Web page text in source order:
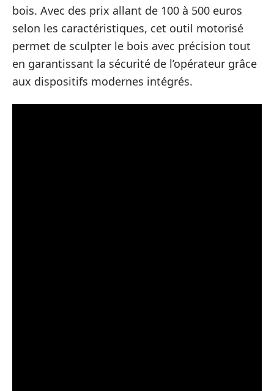
bois. Avec des prix allant de 100 à 500 euros
selon les caractéristiques, cet outil motorisé
permet de sculpter le bois avec précision tout
en garantissant la sécurité de l’opérateur grâce
aux dispositifs modernes intégrés.